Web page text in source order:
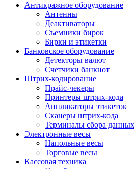
Антикражное оборудование
Антенны
Деактиваторы
Съемники бирок
Бирки и этикетки
Банковское оборудование
Детекторы валют
Счетчики банкнот
Штрих-кодирование
Прайс-чекеры
Принтеры штрих-кода
Аппликаторы этикеток
Сканеры штрих-кода
Терминалы сбора данных
Электронные весы
Напольные весы
Торговые весы
Кассовая техника